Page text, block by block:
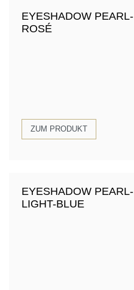
EYESHADOW PEARL-
ROSÉ
ZUM PRODUKT
EYESHADOW PEARL-
LIGHT-BLUE